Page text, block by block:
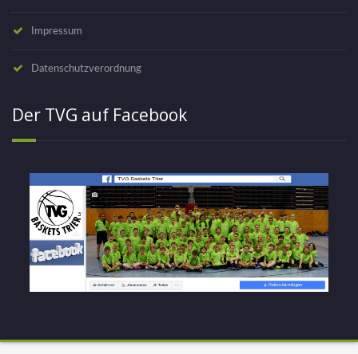
Impressum
Datenschutzverordnung
Der TVG auf Facebook